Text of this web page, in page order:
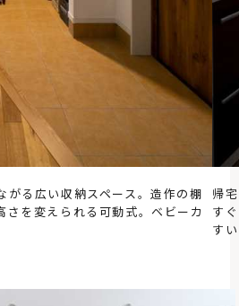
がる広い収納スペース。造作の棚
さを変えられる可動式。ベビーカ
帰
す
すい